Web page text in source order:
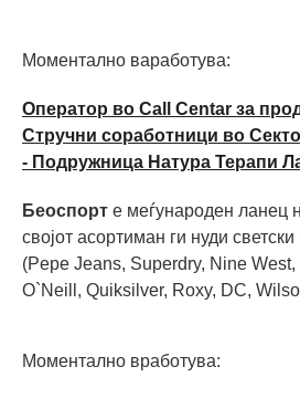
Моментално ваработува:
Оператор во Call Centar за
Стручни соработници во
- Подружница Натура Терапи
Беоспорт е меѓународен ланец
својот асортиман ги нуди
(Pepe Jeans, Superdry, Nine
O`Neill, Quiksilver, Roxy, DC,
Моментално вработува: